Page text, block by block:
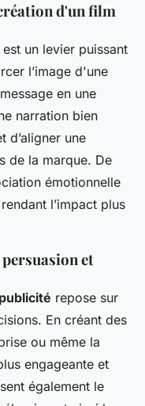
d'un film
est un levier puissant
l’image d'une
en une
narration bien
d’aligner une
de la marque. De
émotionnelle
l’impact plus
et
repose sur
En créant des
ou même la
engageante et
également le